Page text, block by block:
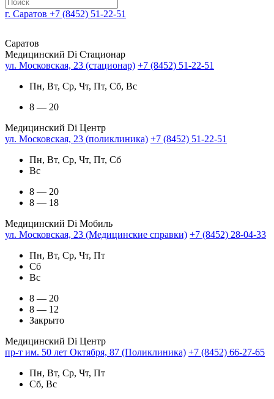
г. Саратов +7 (8452) 51-22-51
Саратов
Медицинский Di Стационар
ул. Московская, 23 (стационар) +7 (8452) 51-22-51
Пн, Вт, Ср, Чт, Пт, Сб, Вс
8 — 20
Медицинский Di Центр
ул. Московская, 23 (поликлиника) +7 (8452) 51-22-51
Пн, Вт, Ср, Чт, Пт, Сб
Вс
8 — 20
8 — 18
Медицинский Di Мобиль
ул. Московская, 23 (Медицинские справки) +7 (8452) 28-04-33
Пн, Вт, Ср, Чт, Пт
Сб
Вс
8 — 20
8 — 12
Закрыто
Медицинский Di Центр
пр-т им. 50 лет Октября, 87 (Поликлиника) +7 (8452) 66-27-65
Пн, Вт, Ср, Чт, Пт
Сб, Вс